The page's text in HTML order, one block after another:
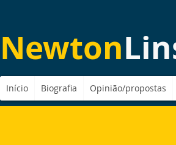
Newton
Início Biografia Opinião/propostas